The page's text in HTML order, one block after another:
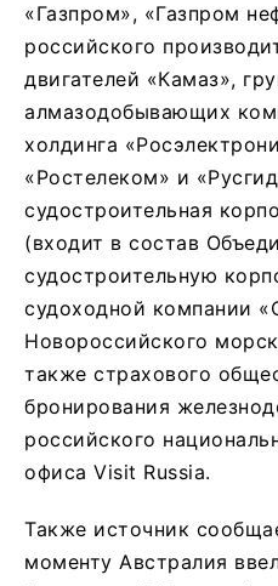
«Газпром», «Газпром
российского
двигателей «Камаз»,
алмазодобывающих
холдинга
«Ростелеком» и
судостроительная
(входит в состав
судостроительную
судоходной компании
Новороссийского
также страхового
бронирования
российского
офиса Visit Russia.
Также источник
моменту Австралия